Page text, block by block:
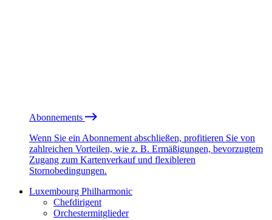
Abonnements
Wenn Sie ein Abonnement abschließen, profitieren Sie von
zahlreichen Vorteilen, wie z. B. Ermäßigungen, bevorzugtem
Zugang zum Kartenverkauf und flexibleren
Stornobedingungen.
Luxembourg Philharmonic
Chefdirigent
Orchestermitglieder